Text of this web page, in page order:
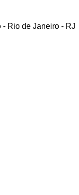
Rio de Janeiro - RJ